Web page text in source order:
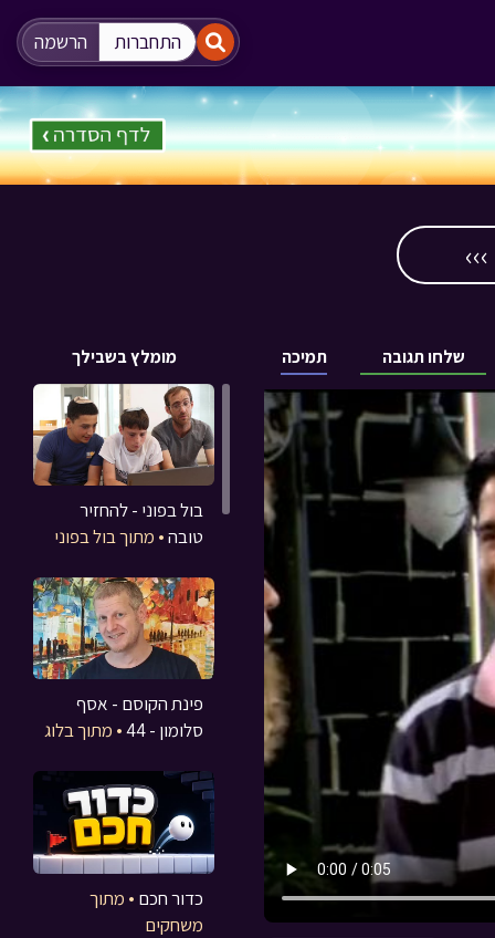
התחברות הרשמה
מומלץ בשבילך תמיכה שלחו תגובה
בול בפוני - להחזיר
טובה• מתוך בול בפוני
פינת הקוסם - אסף
סלומון - 44
• מתוך בלוג
כדור חכם • מתוך
משחקים